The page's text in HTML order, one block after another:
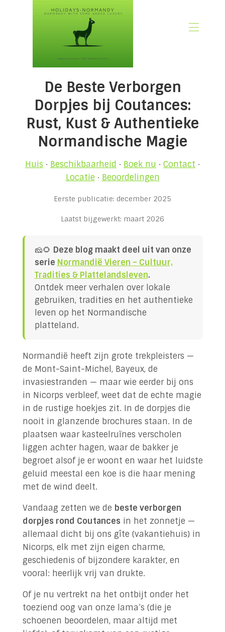
📃 Overzicht
🗓️ Beschikbaarheid
🚨 Boek nu
💶 Tarieven
🌿Wat is inbegrepen
📍 Locatie
🌟 Gastenbeoordelingen
🎉 Aanbiedingen
👋 Over ons
De Beste Verborgen
Dorpjes bij Coutances:
Rust, Kust & Authentieke
Normandische Magie
Huis · Beschikbaarheid · Boek nu · Contact ·
Locatie · Beoordelingen
Eerste publicatie: december 2025
Laatst bijgewerkt: maart 2026
🧀🌻 Deze blog maakt deel uit van onze
serie Normandië Vieren – Cultuur,
Tradities & Plattelandsleven.
Ontdek meer verhalen over lokale
gebruiken, tradities en het authentieke
leven op het Normandische
platteland.
Normandië heeft zijn grote trekpleisters —
de Mont-Saint-Michel, Bayeux, de
invasiestranden — maar wie eerder bij ons
in Nicorps verbleef, weet dat de echte magie
in de rustige hoekjes zit. In de dorpjes die
nooit in glanzende brochures staan. In de
plaatsen waar kasteelruïnes verscholen
liggen achter hagen, waar de bakker je
begroet alsof je er woont en waar het luidste
geluid meestal een koe is die haar mening
met de wind deelt.
Vandaag zetten we de beste verborgen
dorpjes rond Coutances in het zonnetje —
allemaal dicht bij ons gîte (vakantiehuis) in
Nicorps, elk met zijn eigen charme,
geschiedenis of bijzondere karakter, en
vooral: heerlijk vrij van drukte.
Of je nu vertrekt na het ontbijt onder het
toeziend oog van onze lama’s (die je
schoenen beoordelen, maar altijd met